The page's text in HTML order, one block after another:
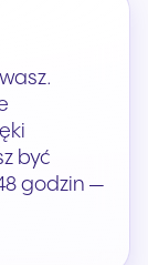
być
godzin —